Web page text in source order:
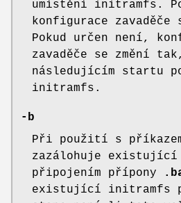
umístění initramfs.
konfigurace zavaděče
Pokud určen není,
zavaděče se změní
následujícím startu
initramfs.
-b
Při použití s
zazálohuje
připojením přípony
existující initramfs